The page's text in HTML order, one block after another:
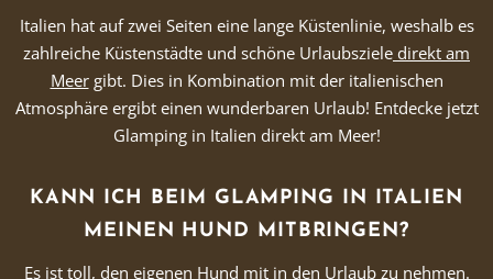
Italien hat auf zwei Seiten eine lange Küstenlinie, weshalb es
zahlreiche Küstenstädte und schöne Urlaubsziele direkt am
Meergibt. Dies in Kombination mit der italienischen
Atmosphäre ergibt einen wunderbaren Urlaub! Entdecke jetzt
Glamping in Italien direkt am Meer!
KANN ICH BEIM GLAMPING IN ITALIEN
MEINEN HUND MITBRINGEN?
Es ist toll, den eigenen Hund mit in den Urlaubzu nehmen.